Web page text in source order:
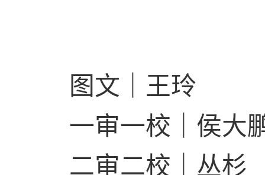
图文｜王玲
一审一校｜侯大
二审二校｜丛杉